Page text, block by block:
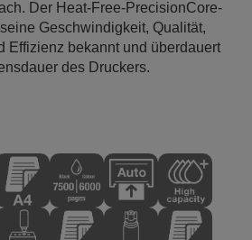
Der Heat-Free-PrecisionCore-
Geschwindigkeit, Qualität,
Effizienz bekannt und überdauert
des Druckers.